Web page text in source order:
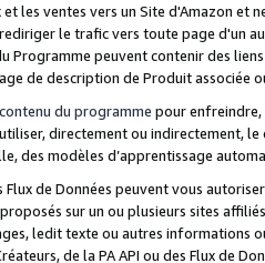
les ventes vers un Site d'Amazon et
le trafic vers toute page d'un
Programme peuvent contenir des
de description de Produit associée
contenu du programme pour
directement ou indirectement,
des modèles d’apprentissage
Flux de Données peuvent vous
sur un ou plusieurs sites
ledit texte ou autres informations
de la PA API ou des Flux de